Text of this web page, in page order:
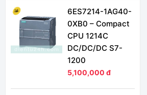
6ES7214-1AG40-
0XB0 – Compact
CPU 1214C
DC/DC/DC S7-
1200
5,100,000 đ